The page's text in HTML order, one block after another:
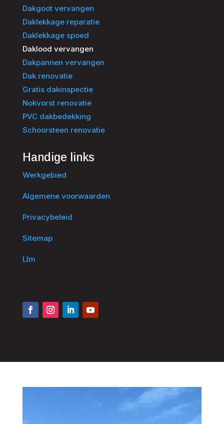
Dakgoot vervangen
Daklekkage reparatie
Daklekkage spoed
Daklood vervangen
Dakpannen vervangen
Dak renovatie
Gratis dakinspectie
Nokvorst renovatie
PVC dakbedekking
Schoorsteen renovatie
Handige links
Werkgebied
Algemene voorwaarden
Privacybeleid
Sitemap
Llm